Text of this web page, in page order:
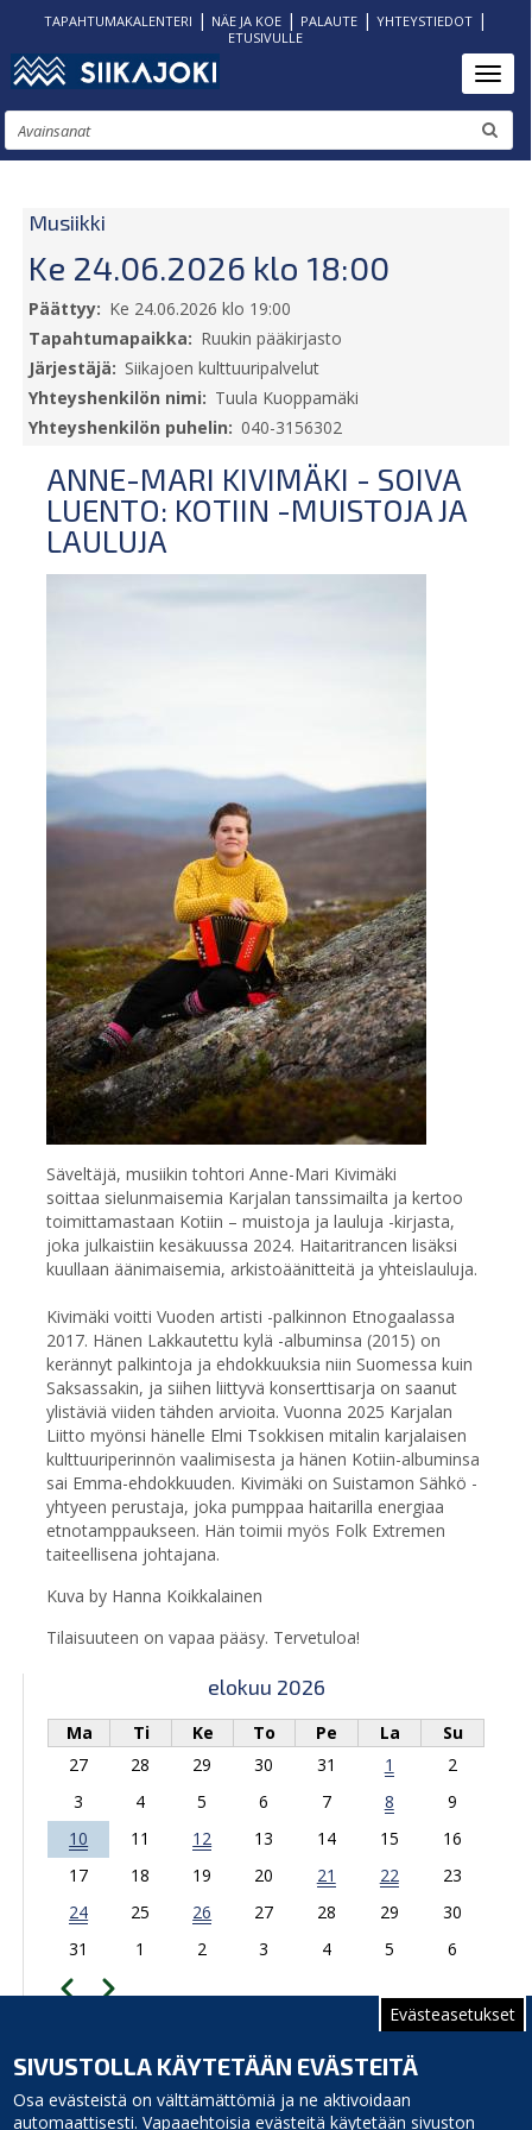
Evästeasetukset
SIVUSTOLLA KÄYTETÄÄN EVÄSTEITÄ
Osa evästeistä on välttämättömiä ja ne aktivoidaan
automaattisesti. Vapaaehtoisia evästeitä käytetään sivuston
Hyppää
pääsisältöön
TAPAHTUMAKALENTERI | NÄE JA KOE| PALAUTE| YHTEYSTIEDOT|
ETUSIVULLE
Etsi
Musiikki
Ke 24.06.2026 klo 18:00
Päättyy
Ke 24.06.2026 klo 19:00
Tapahtumapaikka
Ruukin pääkirjasto
Järjestäjä
Siikajoen kulttuuripalvelut
Yhteyshenkilön nimi
Tuula Kuoppamäki
Yhteyshenkilön puhelin
040-3156302
ANNE-MARI KIVIMÄKI - SOIVA
LUENTO: KOTIIN -MUISTOJA JA
LAULUJA
Säveltäjä, musiikin tohtori Anne-Mari Kivimäki
soittaa sielunmaisemia Karjalan tanssimailta ja kertoo
toimittamastaan Kotiin – muistoja ja lauluja -kirjasta,
joka julkaistiin kesäkuussa 2024. Haitaritrancen lisäksi
kuullaan äänimaisemia, arkistoäänitteitä ja yhteislauluja.
Kivimäki voitti Vuoden artisti -palkinnon Etnogaalassa
2017. Hänen Lakkautettu kylä -albuminsa (2015) on
kerännyt palkintoja ja ehdokkuuksia niin Suomessa kuin
Saksassakin, ja siihen liittyvä konserttisarja on saanut
ylistäviä viiden tähden arvioita. Vuonna 2025 Karjalan
Liitto myönsi hänelle Elmi Tsokkisen mitalin karjalaisen
kulttuuriperinnön vaalimisesta ja hänen Kotiin-albuminsa
sai Emma-ehdokkuuden. Kivimäki on Suistamon Sähkö -
yhtyeen perustaja, joka pumppaa haitarilla energiaa
etnotamppaukseen. Hän toimii myös Folk Extremen
taiteellisena johtajana.
Kuva by Hanna Koikkalainen
Tilaisuuteen on vapaa pääsy. Tervetuloa!
elokuu 2026
Ma Ti Ke To Pe La
Su
27
28 29 30 31 1
2
3
4 5 6 7 8
9
10
11 12 13 14 15
16
17
18 19 20 21 22
23
24
25 26 27 28 29
30
31
1 2 3 4 5
6
Sivutus
EdellinenSeuraava
Opintie 3, 92400 Ruukki